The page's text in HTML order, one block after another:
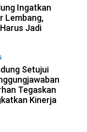
Ingatkan
Lembang,
Jadi
Setujui
Tegaskan
Kinerja